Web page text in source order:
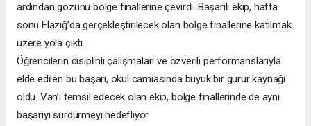
ardından gözünü bölge finallerine çevirdi. Başarılı ekip, hafta
sonu Elazığ’da gerçekleştirilecek olan bölge finallerine katılmak
üzere yola çıktı.
Öğrencilerin disiplinli çalışmaları ve özverili performanslarıyla
elde edilen bu başarı, okul camiasında büyük bir gurur kaynağı
oldu. Van’ı temsil edecek olan ekip, bölge finallerinde de aynı
başarıyı sürdürmeyi hedefliyor.